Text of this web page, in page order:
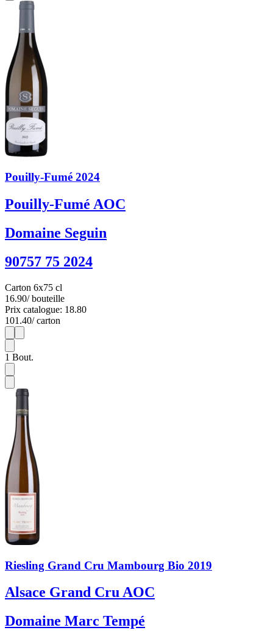
Pouilly-Fumé 2024
Pouilly-Fumé AOC
Domaine Seguin
90757 75 2024
Carton 6x75 cl
16.90/ bouteille
Prix catalogue: 18.80
101.40/ carton
1
1 Bout.
Riesling Grand Cru Mambourg Bio 2019
Alsace Grand Cru AOC
Domaine Marc Tempé